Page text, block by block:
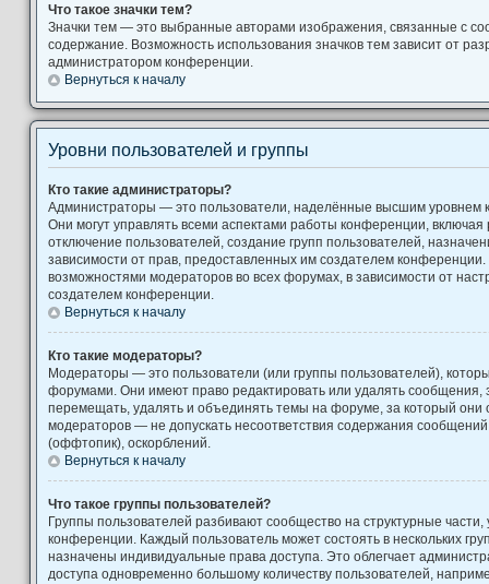
Что такое значки тем?
Значки тем — это выбранные авторами изображения, связанные с
содержание. Возможность использования значков тем зависит от
администратором конференции.
Вернуться к началу
Уровни пользователей и группы
Кто такие администраторы?
Администраторы — это пользователи, наделённые высшим уровнем
Они могут управлять всеми аспектами работы конференции, включая
отключение пользователей, создание групп пользователей,
зависимости от прав, предоставленных им создателем
возможностями модераторов во всех форумах, в зависимости от
создателем конференции.
Вернуться к началу
Кто такие модераторы?
Модераторы — это пользователи (или группы пользователей),
форумами. Они имеют право редактировать или удалять сообщения,
перемещать, удалять и объединять темы на форуме, за который они
модераторов — не допускать несоответствия содержания
(оффтопик), оскорблений.
Вернуться к началу
Что такое группы пользователей?
Группы пользователей разбивают сообщество на структурные
конференции. Каждый пользователь может состоять в нескольких
назначены индивидуальные права доступа. Это облегчает
доступа одновременно большому количеству пользователей,